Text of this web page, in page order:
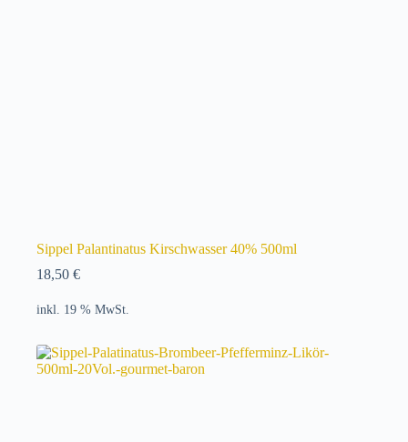
Sippel Palantinatus Kirschwasser 40% 500ml
18,50 €
inkl. 19 % MwSt.